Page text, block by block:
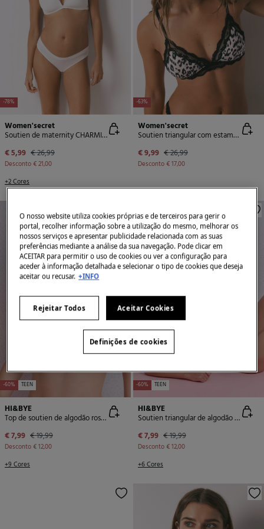
-78%
Women'secret
Soutien de maternity CHARMING em microfibra branca
€ 5,99 € 26,99
Desconto€ 21,00
+2 Cores
-63%
Women'secret
Soutien triangular com estampa animal NATURAL em preto
€ 9,99 € 26,99
Desconto€ 17,00
-60% TEEN
HI&BYE
Top de soutien de algodão rosa com copas removíveis
€ 7,99 € 19,99
Desconto€ 12,00
+9 Cores
-60% TEEN
HI&BYE
Soutien triangular de algodão turquesa com copas removível
€ 7,99 € 19,99
Desconto€ 12,00
+6 Cores
O nosso website utiliza cookies próprias e de terceiros para gerir o
portal, recolher informação sobre a utilização do mesmo, melhorar os
nossos serviços e apresentar publicidade relacionada com as suas
preferências mediante a análise da sua navegação. Pode clicar em
ACEITAR para permitir o uso de cookies ou ver a configuração para
aceder à informação detalhada e selecionar o tipo de cookies que deseja
aceitar ou recusar. +INFO
Rejeitar Todos Aceitar Cookies
Definições de cookies